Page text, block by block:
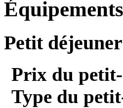
Équipements
Petit déjeuner
Prix du
Type du